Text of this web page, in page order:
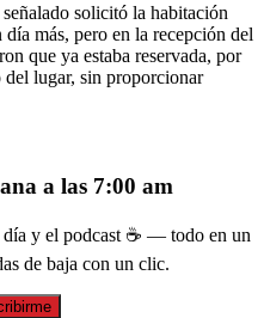
solicitó la habitación
más, pero en la recepción del
que ya estaba reservada, por
lugar, sin proporcionar
a las 7:00 am
y el podcast ☕ — todo en un
de baja con un clic.